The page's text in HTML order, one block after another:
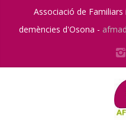
Associació de
demències d'Osona -